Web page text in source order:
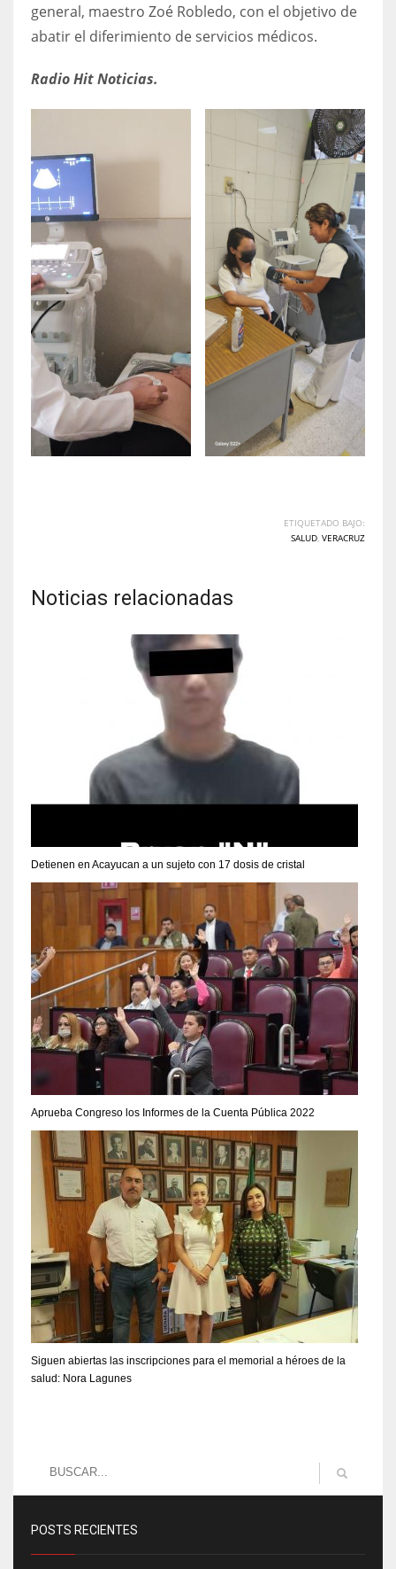
general, maestro Zoé Robledo, con el objetivo de
abatir el diferimiento de servicios médicos.
Radio Hit Noticias.
ETIQUETADO BAJO:
SALUD, VERACRUZ
Noticias relacionadas
Detienen en Acayucan a un sujeto con 17 dosis de cristal
Aprueba Congreso los Informes de la Cuenta Pública 2022
Siguen abiertas las inscripciones para el memorial a héroes de la
salud: Nora Lagunes
POSTS RECIENTES